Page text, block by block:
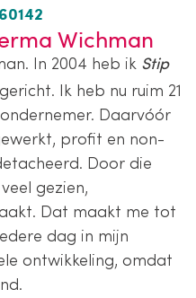
Wichman
In 2004 heb ik Stip
Ik heb nu ruim 21
Daarvóór
profit en non-
Door die
gezien,
Dat maakt me tot
dag in mijn
ontwikkeling, omdat